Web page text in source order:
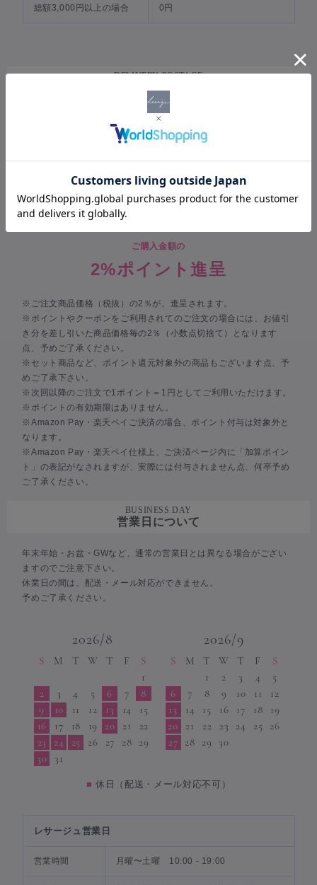
総額3,000円以上の場合 0円
DELIVERY POSTAGE
POINT
ポイントについて
ご購入金額の
2%ポイント進呈
※ご注文商品価格（税抜）の2％が、進呈されます。
※ポイントやクーポンをご利用されてのご注文の場合には、お値引
き分を差し引いた商品価格毎の2％（小数点切捨て）となります
点、予めご了承ください。
※セット商品など、ポイント還元対象外の商品もございます点、予
めご了承下さい。
※次回以降のご注文で1ポイント＝1円としてご利用いただけます。
※ポイントの有効期限はありません。
※Amazon Pay・楽天ペイご決済の場合、ポイント付与は対象外と
なります。
※Amazon Pay・楽天ペイ仕様上、ご決済ページ内に「加算ポイン
ト」の表記がなされますが、実際には付与されません点、何卒予め
ご了承ください。
BUSINESS DAY
営業日について
年末年始・お盆・GWなど、通常の営業日とは異なる場合がござい
ますのでご注意下さい。
休業日の間は、配送・メール対応ができません。
予めご了承ください。
2026/8
S M T W T F
S
1
2
3 4 5 6 7
8
9
10 11 12 13 14
15
16
17 18 19 20 21
22
23
24 25 26 27 28
29
30
31
2026/9
S M T W T F
S
1
2 3 4
5
6
7 8 9 10 11
12
13
14 15 16 17 18
19
20
21 22 23 24 25
26
27
28 29 30
■ 休日（配送・メール対応不可）
レサージュ営業日
営業時間 月曜〜土曜 10:00 - 19:00